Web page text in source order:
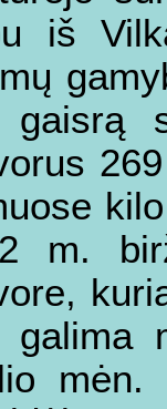
iš
gaisrą
m.
galima
mėn.